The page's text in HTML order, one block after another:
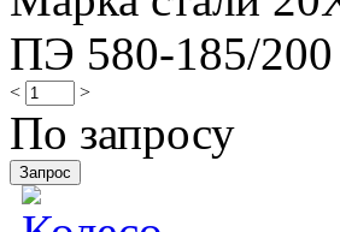
ПЭ 580-185/200
< >
По запросу